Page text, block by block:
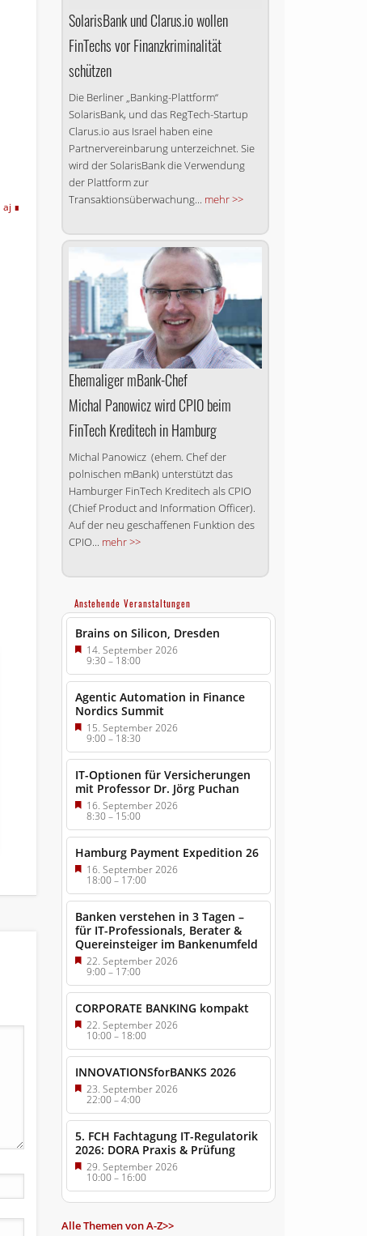
aj
SolarisBank und Clarus.io wollen
FinTechs vor Finanzkriminalität
schützen
Die Berliner „Banking-Plattform“
SolarisBank, und das RegTech-Startup
Clarus.io aus Israel haben eine
Partnervereinbarung unterzeichnet. Sie
wird der SolarisBank die Verwendung
der Plattform zur
Transaktionsüberwachung... mehr >>
Ehemaliger mBank-Chef
Michal Panowicz wird CPIO beim
FinTech Kreditech in Hamburg
Michal Panowicz (ehem. Chef der
polnischen mBank) unterstützt das
Hamburger FinTech Kreditech als CPIO
(Chief Product and Information Officer).
Auf der neu geschaffenen Funktion des
CPIO... mehr >>
Anstehende Veranstaltungen
Brains on Silicon, Dresden
14. September 2026
9:30–18:00
Agentic Automation in Finance
Nordics Summit
15. September 2026
9:00–18:30
IT-Optionen für Versicherungen
mit Professor Dr. Jörg Puchan
16. September 2026
8:30–15:00
Hamburg Payment Expedition 26
16. September 2026
18:00– 17:00
Banken verstehen in 3 Tagen –
für IT-Professionals, Berater &
Quereinsteiger im Bankenumfeld
22. September 2026
9:00–17:00
CORPORATE BANKING kompakt
22. September 2026
10:00– 18:00
INNOVATIONSforBANKS 2026
23. September 2026
22:00–4:00
5. FCH Fachtagung IT-Regulatorik
2026: DORA Praxis & Prüfung
29. September 2026
10:00– 16:00
Alle Themen von A-Z>>